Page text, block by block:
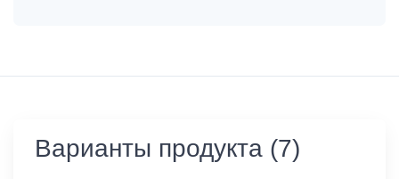
Варианты продукта (7)